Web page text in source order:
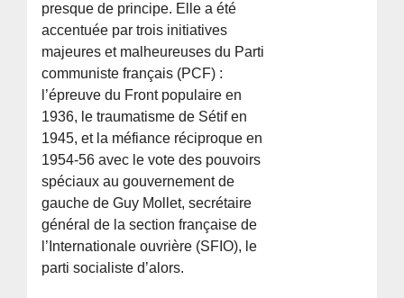
presque de principe. Elle a été
accentuée par trois initiatives
majeures et malheureuses du Parti
communiste français (PCF) :
l’épreuve du Front populaire en
1936, le traumatisme de Sétif en
1945, et la méfiance réciproque en
1954-56 avec le vote des pouvoirs
spéciaux au gouvernement de
gauche de Guy Mollet, secrétaire
général de la section française de
l’Internationale ouvrière (SFIO), le
parti socialiste d’alors.